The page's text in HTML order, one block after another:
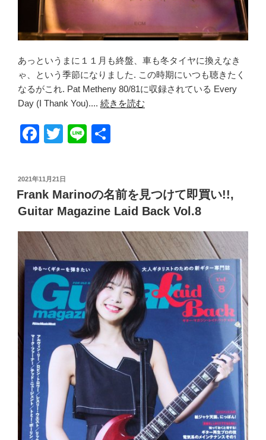
あっというまに１１月も終盤、車も冬タイヤに換えなき
ゃ、という季節になりました. この時期にいつも聴きたく
なるがこれ. Pat Metheny 80/81に収録されている Every
Day (I Thank You).... 続きを読む
F
c
e
b
o
o
k
T
tt
er
Li
投
稿
日:
2021年11月21日
Frank Marinoの名前を見つけて即買い!!,
Guitar Magazine Laid Back Vol.8